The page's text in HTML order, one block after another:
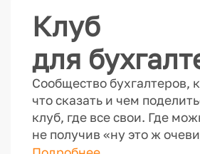
Клуб
для
Сообщество бухгалтеров,
что сказать и чем
клуб, где все свои. Где
не получив «ну это ж